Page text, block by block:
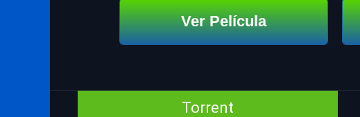
Ver Película
Torrent